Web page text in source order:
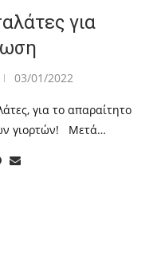
για
03/01/2022
για το απαραίτητο
γιορτών! Μετά…